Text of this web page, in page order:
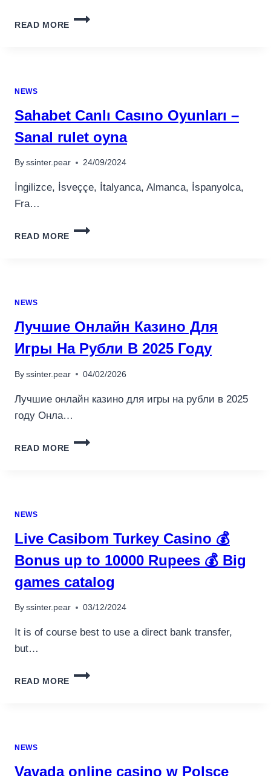
READ MORE
КАЗИНО
CASINO.355
(2)
NEWS
Sahabet Canlı Casıno Oyunları –
Sanal rulet oyna
By ssinter.pear 24/09/2024
İngilizce, İsveççe, İtalyanca, Almanca, İspanyolca,
Fra…
READ MORE
SAHABET
NEWS
Лучшие Онлайн Казино Для
Игры На Рубли В 2025 Году
By ssinter.pear 04/02/2026
Лучшие онлайн казино для игры на рубли в 2025
году Онла…
READ MORE
ЛУЧШИЕ
2025
ГОДУ
NEWS
Live Casibom Turkey Casino 💰
Bonus up to 10000 Rupees 💰 Big
games catalog
By ssinter.pear 03/12/2024
It is of course best to use a direct bank transfer,
but…
READ MORE
LIVE
NEWS
Vavada online casino w Polsce